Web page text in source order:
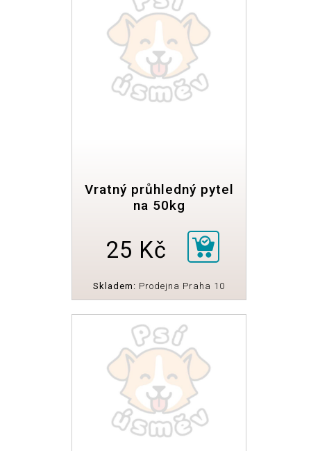
Vratný průhledný pytel
na 50kg
25 Kč
Skladem: Prodejna Praha 10